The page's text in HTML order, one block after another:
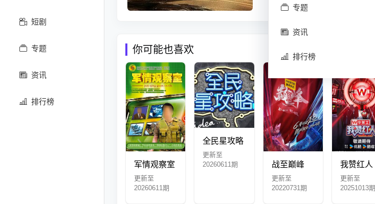
短剧
专题
资讯
排行榜
专题
资讯
排行榜
你可能也喜欢
军情观察室
更新至
20260611期
全民星攻略
更新至
20260611期
战至巅峰
更新至
20220731期
我赞红人
更新至
20251013期